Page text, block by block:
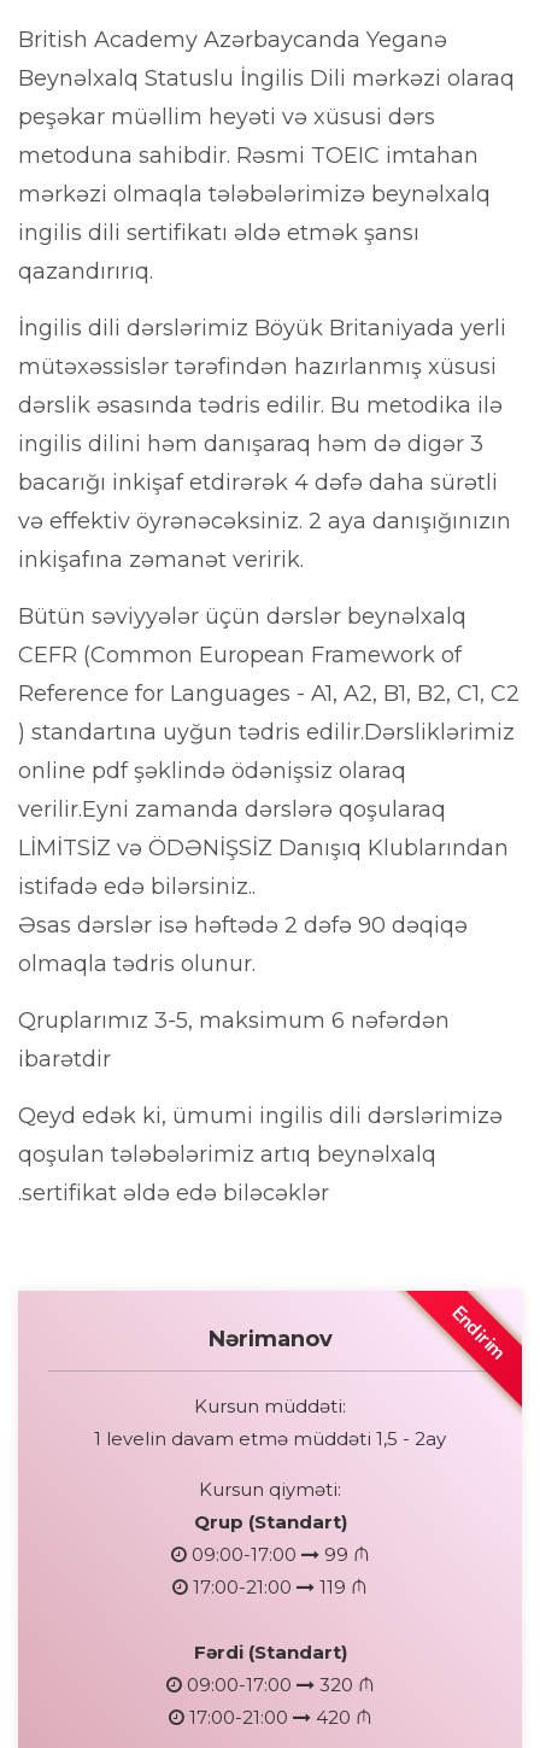
Online test
Əlaqə
British Academy Azərbaycanda Yeganə
Beynəlxalq Statuslu İngilis Dili mərkəzi olaraq
peşəkar müəllim heyəti və xüsusi dərs
metoduna sahibdir. Rəsmi TOEIC imtahan
mərkəzi olmaqla tələbələrimizə beynəlxalq
ingilis dili sertifikatı əldə etmək şansı
qazandırırıq.
İngilis dili dərslərimiz Böyük Britaniyada yerli
mütəxəssislər tərəfindən hazırlanmış xüsusi
dərslik əsasında tədris edilir. Bu metodika ilə
ingilis dilini həm danışaraq həm də digər 3
bacarığı inkişaf etdirərək 4 dəfə daha sürətli
və effektiv öyrənəcəksiniz. 2 aya danışığınızın
inkişafına zəmanət veririk.
Bütün səviyyələr üçün dərslər beynəlxalq
CEFR (Common European Framework of
Reference for Languages - A1, A2, B1, B2, C1, C2
) standartına uyğun tədris edilir.Dərsliklərimiz
online pdf şəklində ödənişsiz olaraq
verilir.Eyni zamanda dərslərə qoşularaq
LİMİTSİZ və ÖDƏNİŞSİZ Danışıq Klublarından
istifadə edə bilərsiniz..
Əsas dərslər isə həftədə 2 dəfə 90 dəqiqə
olmaqla tədris olunur.
Qruplarımız 3-5, maksimum 6 nəfərdən
ibarətdir
Qeyd edək ki, ümumi ingilis dili dərslərimizə
qoşulan tələbələrimiz artıq beynəlxalq
sertifikat əldə edə biləcəklər
.
Endirim
Nərimanov
Kursun müddəti:
1 levelin davam etmə müddəti 1,5 - 2ay
Kursun qiyməti:
Qrup (Standart)
09:00-17:00
99 ₼
17:00-21:00
119 ₼
Fərdi (Standart)
09:00-17:00
320 ₼
17:00-21:00
420 ₼